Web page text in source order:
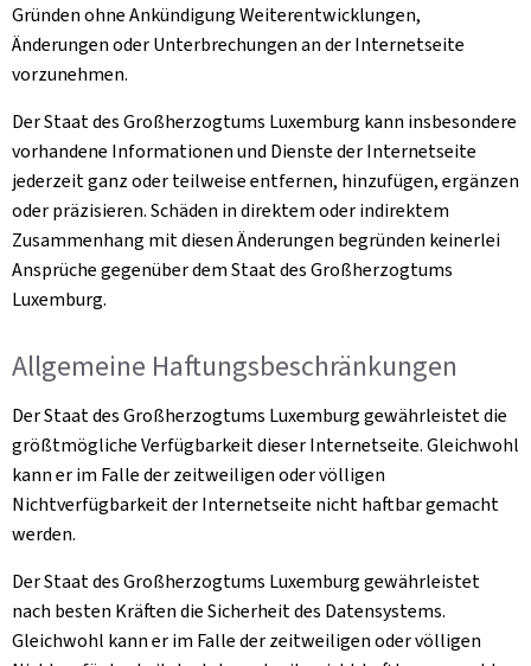
Gründen ohne Ankündigung Weiterentwicklungen,
Änderungen oder Unterbrechungen an der Internetseite
vorzunehmen.
Der Staat des Großherzogtums Luxemburg kann insbesondere
vorhandene Informationen und Dienste der Internetseite
jederzeit ganz oder teilweise entfernen, hinzufügen, ergänzen
oder präzisieren. Schäden in direktem oder indirektem
Zusammenhang mit diesen Änderungen begründen keinerlei
Ansprüche gegenüber dem Staat des Großherzogtums
Luxemburg.
Allgemeine Haftungsbeschränkungen
Der Staat des Großherzogtums Luxemburg gewährleistet die
größtmögliche Verfügbarkeit dieser Internetseite. Gleichwohl
kann er im Falle der zeitweiligen oder völligen
Nichtverfügbarkeit der Internetseite nicht haftbar gemacht
werden.
Der Staat des Großherzogtums Luxemburg gewährleistet
nach besten Kräften die Sicherheit des Datensystems.
Gleichwohl kann er im Falle der zeitweiligen oder völligen